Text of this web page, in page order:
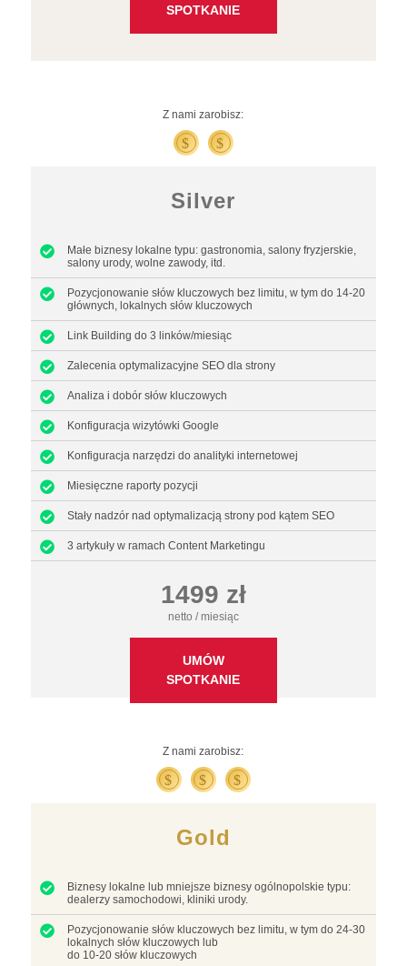
SPOTKANIE
Silver
Małe biznesy lokalne typu: gastronomia, salony fryzjerskie,
salony urody, wolne zawody, itd.
Pozycjonowanie słów kluczowych bez limitu, w tym do 14-20
głównych, lokalnych słów kluczowych
Link Building do 3 linków/miesiąc
Zalecenia optymalizacyjne SEO dla strony
Analiza i dobór słów kluczowych
Konfiguracja wizytówki Google
Konfiguracja narzędzi do analityki internetowej
Miesięczne raporty pozycji
Stały nadzór nad optymalizacją strony pod kątem SEO
3 artykuły w ramach Content Marketingu
1499 zł
netto / miesiąc
UMÓW
SPOTKANIE
Gold
Biznesy lokalne lub mniejsze biznesy ogólnopolskie typu:
dealerzy samochodowi, kliniki urody.
Pozycjonowanie słów kluczowych bez limitu, w tym do 24-30
lokalnych słów kluczowych lub
do 10-20 słów kluczowych